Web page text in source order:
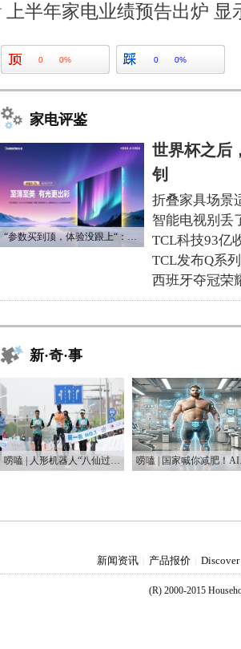
上半年家电业绩预告出炉
0 0% 0 0%
家电评鉴
“参数买到顶，体验没跟上“：长虹追光Q70S给高端电视打了个样
世界杯之后
钊
折叠家具场景
智能电视别丢
TCL科技93亿
TCL发布Q系
西班牙夺冠荣
新·奇·事
唠嗑 | 人形机器人“八仙过海”，这届“半马”有点癫 唠
新闻资讯 产品报价 Discover
(R) 2000-2015